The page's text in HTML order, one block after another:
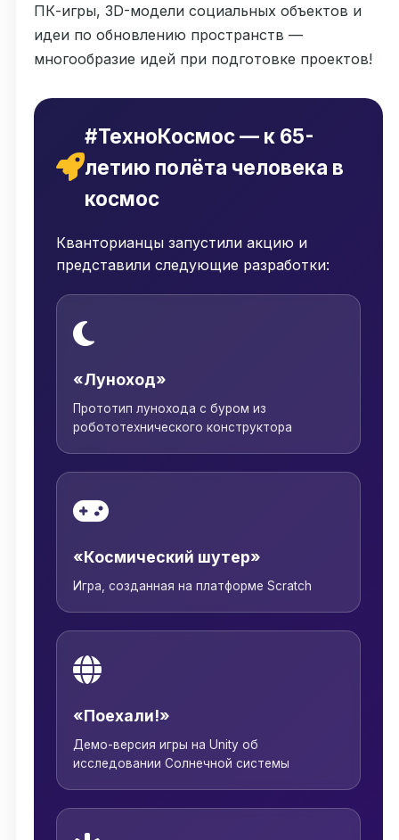
ПК-игры, 3D-модели социальных объектов и
идеи по обновлению пространств —
многообразие идей при подготовке проектов!
#ТехноКосмос — к 65-
летию полёта человека в
космос
Кванторианцы запустили акцию и
представили следующие разработки:
«Луноход»
Прототип лунохода с буром из
робототехнического конструктора
«Космический шутер»
Игра, созданная на платформе Scratch
«Поехали!»
Демо-версия игры на Unity об
исследовании Солнечной системы